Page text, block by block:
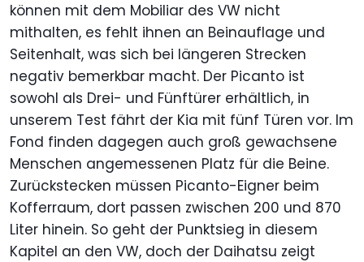
können mit dem Mobiliar des VW nicht
mithalten, es fehlt ihnen an Beinauflage und
Seitenhalt, was sich bei längeren Strecken
negativ bemerkbar macht. Der Picanto ist
sowohl als Drei- und Fünftürer erhältlich, in
unserem Test fährt der Kia mit fünf Türen vor. Im
Fond finden dagegen auch groß gewachsene
Menschen angemessenen Platz für die Beine.
Zurückstecken müssen Picanto-Eigner beim
Kofferraum, dort passen zwischen 200 und 870
Liter hinein. So geht der Punktsieg in diesem
Kapitel an den VW, doch der Daihatsu zeigt